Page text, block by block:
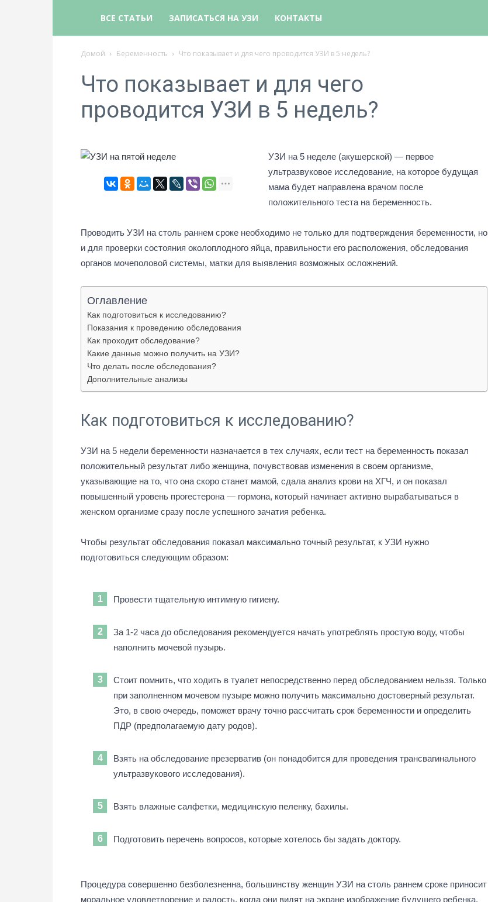
uzi.one
ВСЕ СТАТЬИ ЗАПИСАТЬСЯ НА УЗИ КОНТАКТЫ
Домой Беременность Что показывает и для чего проводится УЗИ в 5 недель?
Что показывает и для чего
проводится УЗИ в 5 недель?
УЗИ на 5 неделе (акушерской) — первое
ультразвуковое исследование, на которое будущая
мама будет направлена врачом после
положительного теста на беременность.
Проводить УЗИ на столь раннем сроке необходимо не только для подтверждения беременности, но
и для проверки состояния околоплодного яйца, правильности его расположения, обследования
органов мочеполовой системы, матки для выявления возможных осложнений.
Оглавление
Как подготовиться к исследованию?
Показания к проведению обследования
Как проходит обследование?
Какие данные можно получить на УЗИ?
Что делать после обследования?
Дополнительные анализы
Как подготовиться к исследованию?
УЗИ на 5 недели беременности назначается в тех случаях, если тест на беременность показал
положительный результат либо женщина, почувствовав изменения в своем организме,
указывающие на то, что она скоро станет мамой, сдала анализ крови на ХГЧ, и он показал
повышенный уровень прогестерона — гормона, который начинает активно вырабатываться в
женском организме сразу после успешного зачатия ребенка.
Чтобы результат обследования показал максимально точный результат, к УЗИ нужно
подготовиться следующим образом:
Провести тщательную интимную гигиену.
За 1-2 часа до обследования рекомендуется начать употреблять простую воду, чтобы
наполнить мочевой пузырь.
Стоит помнить, что ходить в туалет непосредственно перед обследованием нельзя. Только
при заполненном мочевом пузыре можно получить максимально достоверный результат.
Это, в свою очередь, поможет врачу точно рассчитать срок беременности и определить
ПДР (предполагаемую дату родов).
Взять на обследование презерватив (он понадобится для проведения трансвагинального
ультразвукового исследования).
Взять влажные салфетки, медицинскую пеленку, бахилы.
Подготовить перечень вопросов, которые хотелось бы задать доктору.
Процедура совершенно безболезненна, большинству женщин УЗИ на столь раннем сроке приносит
моральное удовлетворение и радость, когда они видят на экране изображение будущего ребенка.